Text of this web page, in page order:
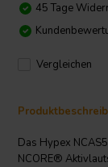
45 Tage
Vergleichen
Das Hypex
NCORE®